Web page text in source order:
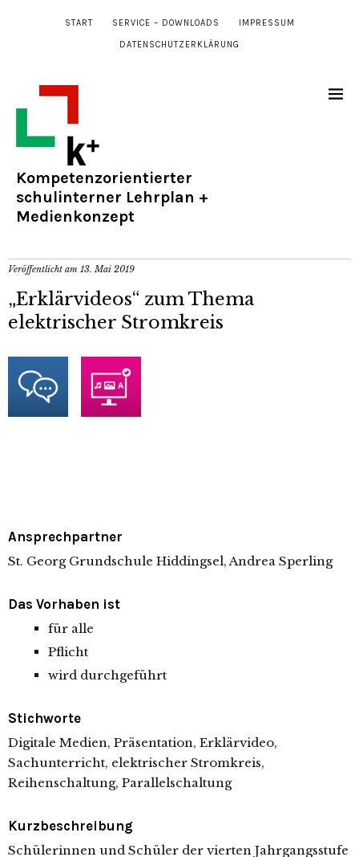
START SERVICE – DOWNLOADS IMPRESSUM
DATENSCHUTZERKLÄRUNG
Kompetenzorientierter
schulinterner Lehrplan +
Medienkonzept
Veröffentlicht am 13. Mai 2019
„Erklärvideos“ zum Thema
elektrischer Stromkreis
Ansprechpartner
St. Georg Grundschule Hiddingsel, Andrea Sperling
Das Vorhaben ist
für alle
Pflicht
wird durchgeführt
Stichworte
Digitale Medien, Präsentation, Erklärvideo,
Sachunterricht, elektrischer Stromkreis,
Reihenschaltung, Parallelschaltung
Kurzbeschreibung
Schülerinnen und Schüler der vierten Jahrgangsstufe